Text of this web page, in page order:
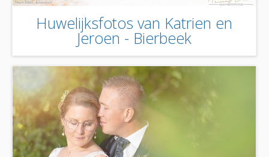
Huwelijksfotos van Katrien en
Jeroen - Bierbeek